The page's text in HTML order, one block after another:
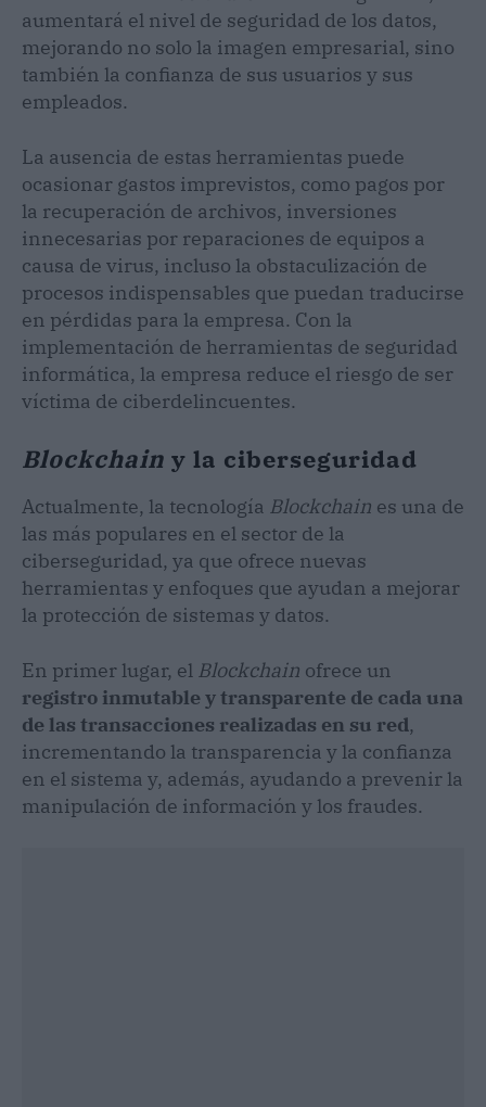
aumentará el nivel de seguridad de los datos,
mejorando no solo la imagen empresarial, sino
también la confianza de sus usuarios y sus
empleados.
La ausencia de estas herramientas puede
ocasionar gastos imprevistos, como pagos por
la recuperación de archivos, inversiones
innecesarias por reparaciones de equipos a
causa de virus, incluso la obstaculización de
procesos indispensables que puedan traducirse
en pérdidas para la empresa. Con la
implementación de herramientas de seguridad
informática, la empresa reduce el riesgo de ser
víctima de ciberdelincuentes.
Blockchain y la ciberseguridad
Actualmente, la tecnología Blockchain es una de
las más populares en el sector de la
ciberseguridad, ya que ofrece nuevas
herramientas y enfoques que ayudan a mejorar
la protección de sistemas y datos.
En primer lugar, el Blockchain ofrece un
registro inmutable y transparente de cada una
de las transacciones realizadas en su red,
incrementando la transparencia y la confianza
en el sistema y, además, ayudando a prevenir la
manipulación de información y los fraudes.